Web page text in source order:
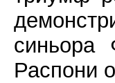
синьора
Распони